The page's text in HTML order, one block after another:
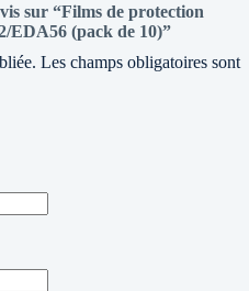
sur “Films de protection
EDA56 (pack de 10)”
Les champs obligatoires sont